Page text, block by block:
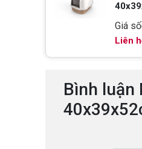
Giá
Liên
Bình luận